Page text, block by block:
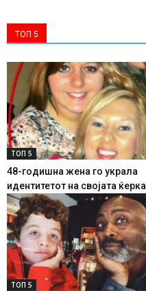
ТОП 5
ТОП 5
48-годишна жена го украла
идентитетот на својата ќерка
ТОП 5